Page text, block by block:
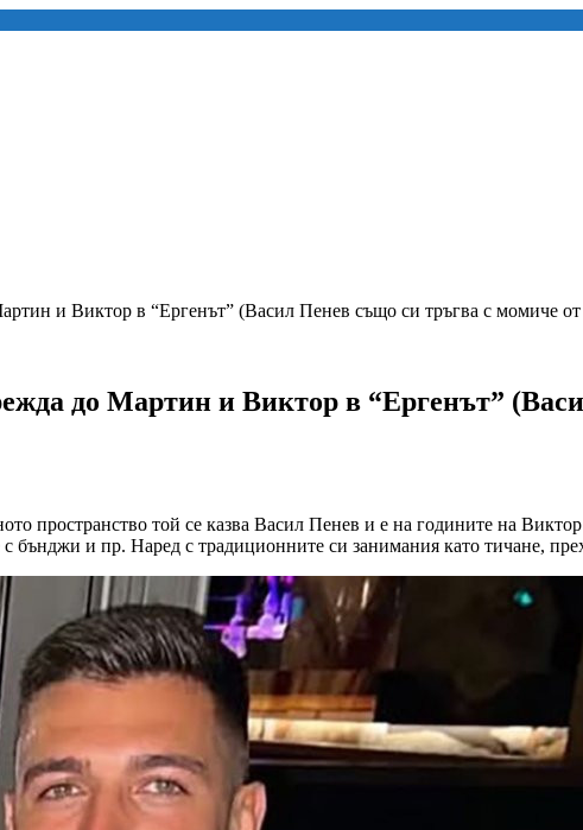
и Виктор в “Ергенът” (Васил Пенев също си тръгва с момиче
до Мартин и Виктор в “Ергенът”
пространство той се казва Васил Пенев и е на годините на
бънджи и пр. Наред с традиционните си занимания като тичане,